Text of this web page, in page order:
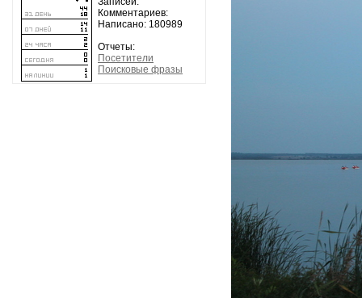
Комментариев:
Написано: 180989
Отчеты:
Посетители
Поисковые фразы